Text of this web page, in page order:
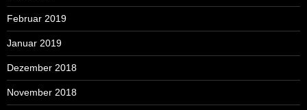
Februar 2019
Januar 2019
Dezember 2018
November 2018